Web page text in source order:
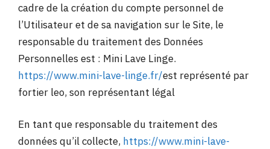
cadre de la création du compte personnel de
l’Utilisateur et de sa navigation sur le Site, le
responsable du traitement des Données
Personnelles est : Mini Lave Linge.
https://www.mini-lave-linge.fr/est représenté par
fortier leo, son représentant légal
En tant que responsable du traitement des
données qu’il collecte, https://www.mini-lave-